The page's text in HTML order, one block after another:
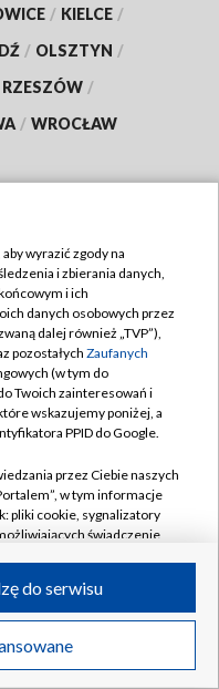
/ KIELCE /
/ OLSZTYN /
RZESZÓW /
/ WROCŁAW
TVP
w likwidacji
wyrazić zgody na
i zbierania danych,
i ich
danych osobowych przez
dalej również „TVP”),
pozostałych Zaufanych
(w tym do
Twoich zainteresowań i
wskazujemy poniżej, a
PPID do Google.
przez Ciebie naszych
w tym informacje
pliki cookie, sygnalizatory
świadczenie
przez Ciebie
adresy IP, identyfikatory
do serwisu